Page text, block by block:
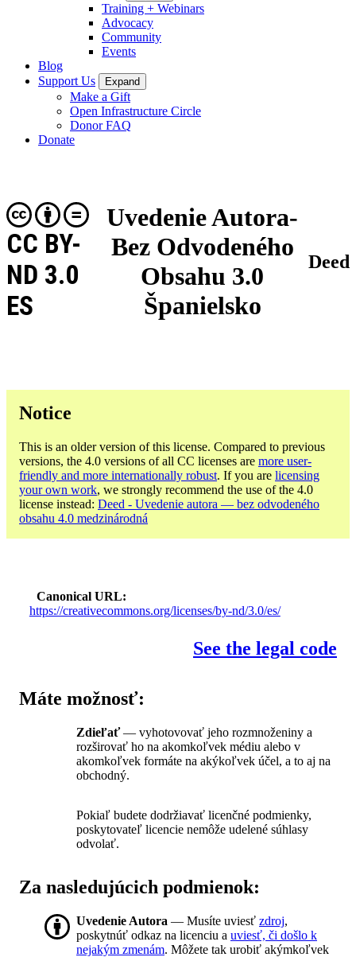
Training + Webinars
Advocacy
Community
Events
Blog
Support Us
Expand
Make a Gift
Open Infrastructure Circle
Donor FAQ
Donate
Uvedenie Autora-
Bez Odvodeného
Obsahu 3.0
Španielsko
CC BY-
ND 3.0
ES
Deed
Notice
This is an older version of this license. Compared to previous
versions, the 4.0 versions of all CC licenses are more user-
friendly and more internationally robust. If you are licensing
your own work, we strongly recommend the use of the 4.0
license instead: Deed - Uvedenie autora — bez odvodeného
obsahu 4.0 medzinárodná
Canonical URL
https://creativecommons.org/licenses/by-nd/3.0/es/
See the legal code
Máte možnosť:
Zdieľať— vyhotovovať jeho rozmnoženiny a
rozširovať ho na akomkoľvek médiu alebo v
akomkoľvek formáte na akýkoľvek účel, a to aj na
obchodný.
Pokiaľ budete dodržiavať licenčné podmienky,
poskytovateľ licencie nemôže udelené súhlasy
odvolať.
Za nasledujúcich podmienok:
Uvedenie Autora — Musíte uviesť zdroj,
poskytnúť odkaz na licenciu a uviesť, či došlo k
nejakým zmenám. Môžete tak urobiť akýmkoľvek